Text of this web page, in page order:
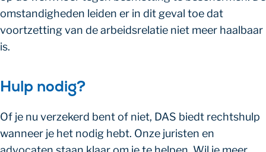
omstandigheden leiden er in dit geval toe dat
voortzetting van de arbeidsrelatie niet meer haalbaar
is.
Hulp nodig?
Of je nu verzekerd bent of niet, DAS biedt rechtshulp
wanneer je het nodig hebt. Onze juristen en